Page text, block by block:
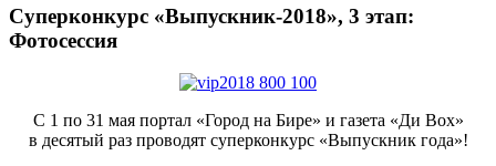
«Выпускник-2018»,
3
этап:
Суперконкурс «Выпускник-2018», 3 этап:
Фотосессия
мая
2018
C 1 по 31 мая портал «Город на Бире» и газета «Ди Вох»
в десятый раз проводят суперконкурс «Выпускник года»!